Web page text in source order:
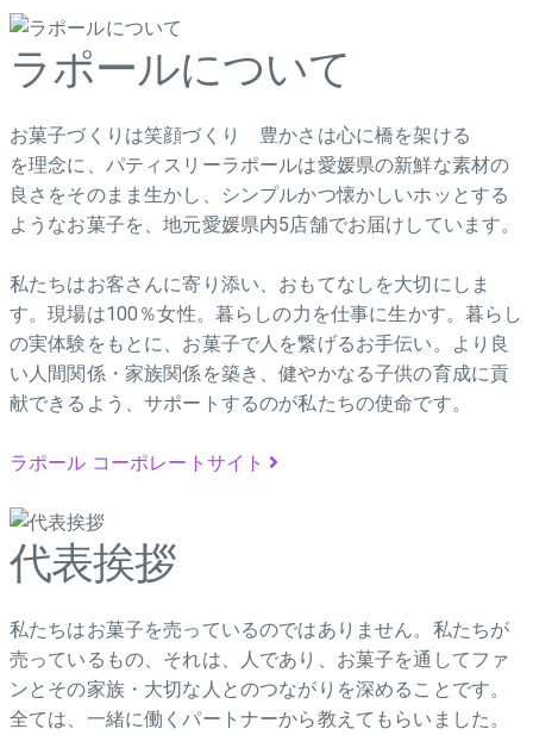
ラポールについて
お菓子づくりは笑顔づくり 豊かさは心に橋を架ける
を理念に、パティスリーラポールは愛媛県の新鮮な素材の
良さをそのまま生かし、シンプルかつ懐かしいホッとする
ようなお菓子を、地元愛媛県内5店舗でお届けしています。
私たちはお客さんに寄り添い、おもてなしを大切にしま
す。現場は100％女性。暮らしの力を仕事に生かす。暮らし
の実体験をもとに、お菓子で人を繋げるお手伝い。より良
い人間関係・家族関係を築き、健やかなる子供の育成に貢
献できるよう、サポートするのが私たちの使命です。
ラポール コーポレートサイト
代表挨拶
私たちはお菓子を売っているのではありません。私たちが
売っているもの、それは、人であり、お菓子を通してファ
ンとその家族・大切な人とのつながりを深めることです。
全ては、一緒に働くパートナーから教えてもらいました。